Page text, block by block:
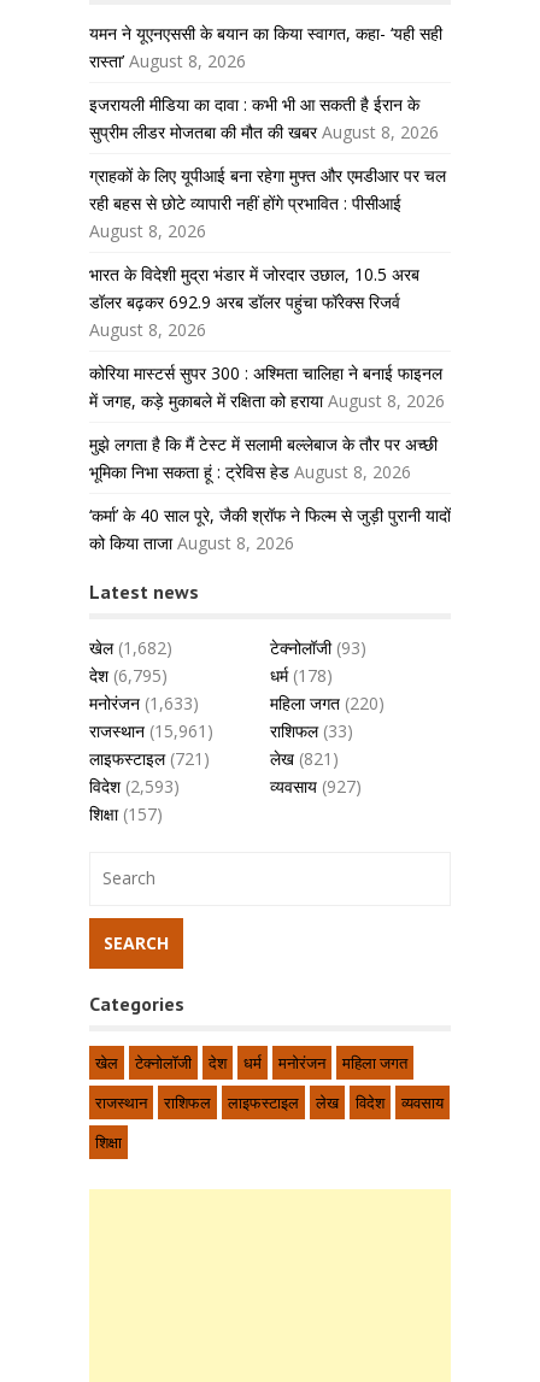
यमन ने यूएनएससी के बयान का किया स्वागत, कहा- ‘यही सही
रास्ता’ August 8, 2026
इजरायली मीडिया का दावा : कभी भी आ सकती है ईरान के
सुप्रीम लीडर मोजतबा की मौत की खबर August 8, 2026
ग्राहकों के लिए यूपीआई बना रहेगा मुफ्त और एमडीआर पर चल
रही बहस से छोटे व्यापारी नहीं होंगे प्रभावित : पीसीआई
August 8, 2026
भारत के विदेशी मुद्रा भंडार में जोरदार उछाल, 10.5 अरब
डॉलर बढ़कर 692.9 अरब डॉलर पहुंचा फॉरेक्स रिजर्व
August 8, 2026
कोरिया मास्टर्स सुपर 300 : अश्मिता चालिहा ने बनाई फाइनल
में जगह, कड़े मुकाबले में रक्षिता को हराया August 8, 2026
मुझे लगता है कि मैं टेस्ट में सलामी बल्लेबाज के तौर पर अच्छी
भूमिका निभा सकता हूं : ट्रेविस हेड August 8, 2026
‘कर्मा’ के 40 साल पूरे, जैकी श्रॉफ ने फिल्म से जुड़ी पुरानी यादों
को किया ताजा August 8, 2026
Latest news
खेल(1,682) टेक्नोलॉजी(93)
देश(6,795) धर्म(178)
मनोरंजन (1,633) महिला जगत (220)
राजस्थान (15,961) राशिफल(33)
लाइफस्टाइल(721) लेख (821)
विदेश(2,593) व्यवसाय (927)
शिक्षा(157)
Categories
खेल टेक्नोलॉजी देश धर्म मनोरंजन
महिला जगत
राजस्थान
राशिफल लाइफस्टाइल लेख विदेश
व्यवसाय
शिक्षा